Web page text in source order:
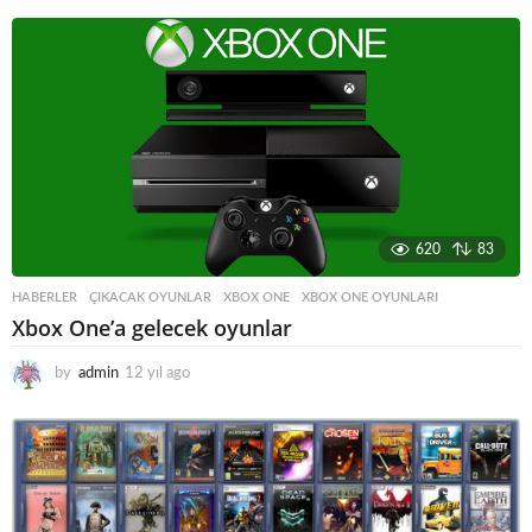
y
ı
a
g
620 83
HABERLER ÇIKACAK OYUNLAR ,XBOX ONE ,XBOX ONE OYUNLARI
Xbox One’a gelecek oyunlar
by admin 12 yıl ago
y
ı
l
a
g